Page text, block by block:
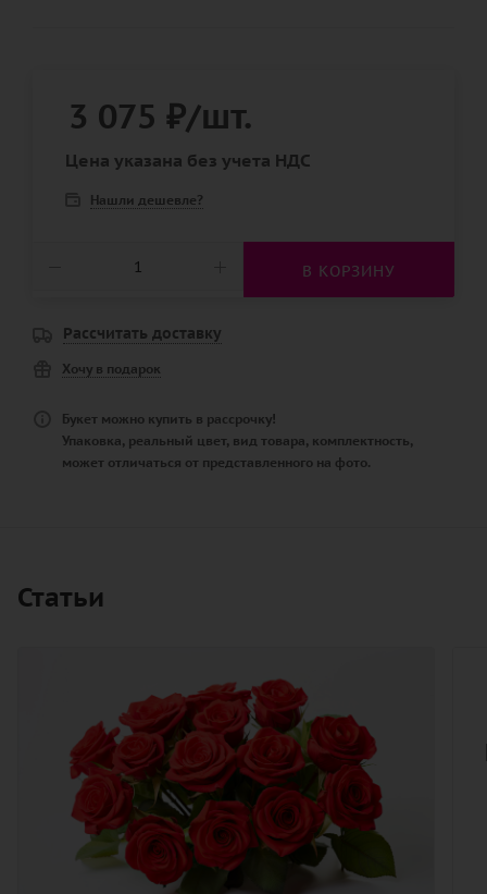
3 075 ₽/шт.
Цена указана без учета НДС
Нашли дешевле?
В КОРЗИНУ
Рассчитать доставку
Хочу в подарок
Букет можно купить в рассрочку!
Упаковка, реальный цвет, вид товара, комплектность,
может отличаться от представленного на фото.
Статьи